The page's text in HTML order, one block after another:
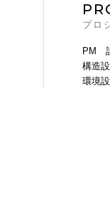
プロ
PM
構造
環境